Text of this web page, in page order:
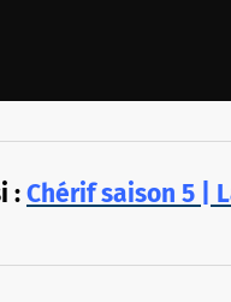
:Chérif saison 5 |